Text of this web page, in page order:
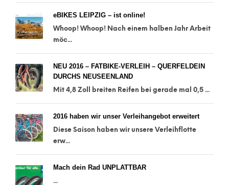
eBIKES LEIPZIG – ist online!
Whoop! Whoop! Nach einem halben Jahr Arbeit
möc...
NEU 2016 – FATBIKE-VERLEIH – QUERFELDEIN
DURCHS NEUSEENLAND
Mit 4,8 Zoll breiten Reifen bei gerade mal 0,5 ...
2016 haben wir unser Verleihangebot erweitert
Diese Saison haben wir unsere Verleihflotte
erw...
Mach dein Rad UNPLATTBAR
...